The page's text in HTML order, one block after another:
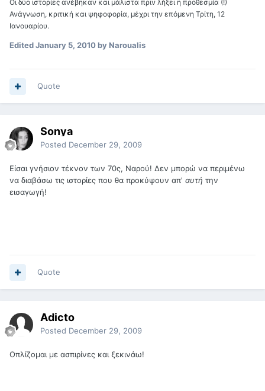
Οι δύο ιστορίες ανέβηκαν και μάλιστα πριν λήξει η προθεσμία (!)
Ανάγνωση, κριτική και ψηφοφορία, μέχρι την επόμενη Τρίτη, 12
Ιανουαρίου.
EditedJanuary 5, 2010by Naroualis
Quote
Sonya
Posted December 29, 2009
Είσαι γνήσιον τέκνον των 70ς, Ναρού! Δεν μπορώ να περιμένω
να διαβάσω τις ιστορίες που θα προκύψουν απ' αυτή την
εισαγωγή!
Quote
Adicto
Posted December 29, 2009
Οπλίζομαι με ασπιρίνες και ξεκινάω!